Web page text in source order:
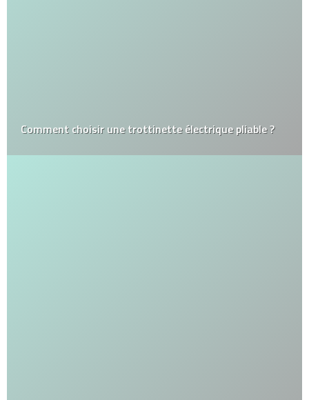
Comment choisir une trottinette électrique pliable ?